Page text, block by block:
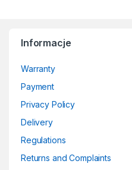
Informacje
Warranty
Payment
Privacy Policy
Delivery
Regulations
Returns and Complaints